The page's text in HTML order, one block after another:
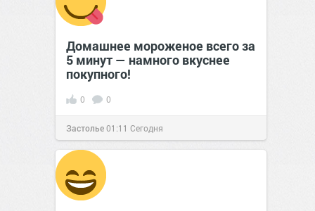
Домашнее мороженое всего за
5 минут — намного вкуснее
покупного!
0 0
Застолье01:11 Сегодня